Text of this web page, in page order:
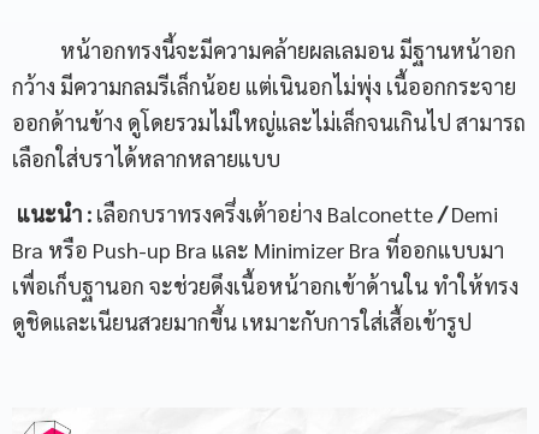
หน้าอกทรงนี้จะมีความคล้ายผลเลมอน มีฐานหน้าอก
กว้าง มีความกลมรีเล็กน้อย แต่เนินอกไม่พุ่ง เนื้ออกกระจาย
ออกด้านข้าง ดูโดยรวมไม่ใหญ่และไม่เล็กจนเกินไป สามารถ
เลือกใส่บราได้หลากหลายแบบ
แนะนำ : เลือกบราทรงครึ่งเต้าอย่าง Balconette/Demi
Bra หรือ Push-up Bra และ Minimizer Bra ที่ออกแบบมา
เพื่อเก็บฐานอก จะช่วยดึงเนื้อหน้าอกเข้าด้านใน ทำให้ทรง
ดูชิดและเนียนสวยมากขึ้น เหมาะกับการใส่เสื้อเข้ารูป